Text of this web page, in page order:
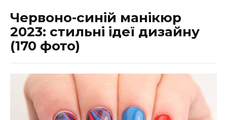
Червоно-синій манікюр
2023: стильні ідеї дизайну
(170 фото)